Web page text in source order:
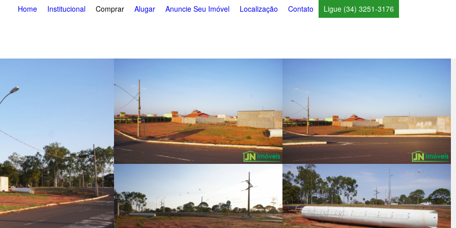
Pular
Home Institucional Comprar Alugar Anuncie Seu Imóvel Localização Contato Ligue (34) 3251-3176